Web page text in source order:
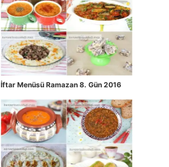
İftar Menüsü Ramazan 8. Gün 2016